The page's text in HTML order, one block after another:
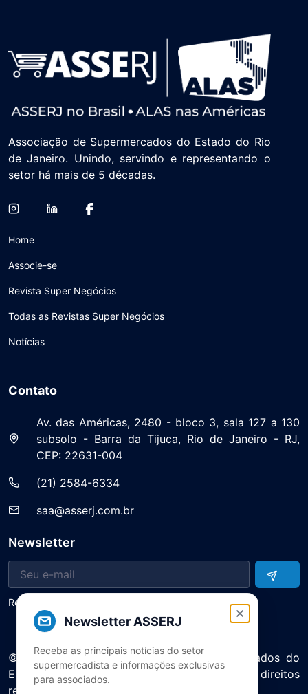
Newsletter ASSERJ
Receba as principais notícias do setor
supermercadista e informações exclusivas
para associados.
Associação de Supermercados do Estado do Rio
de Janeiro. Unindo, servindo e representando o
setor há mais de 5 décadas.
Home
Associe-se
Revista Super Negócios
Todas as Revistas Super Negócios
Notícias
Contato
Av. das Américas, 2480 - bloco 3, sala 127 a 130
subsolo - Barra da Tijuca, Rio de Janeiro - RJ,
CEP: 22631-004
(21) 2584-6334
saa@asserj.com.br
Newsletter
Receba notícias e atualizações do setor
© 2025 ASERJ – Associação de Supermercados do
Estado do Rio de Janeiro. Todos os direitos
reservados.